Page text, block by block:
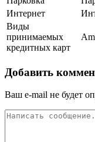
Интернет
Виды
принимаемых
кредитных карт
Добавить
Ваш e-mail не будет